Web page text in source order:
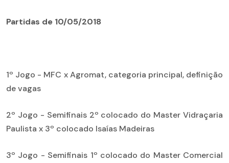
Partidas de 10/05/2018
1º Jogo - MFC x Agromat, categoria principal, definição
de vagas
2º Jogo - Semifinais 2º colocado do Master Vidraçaria
Paulista x 3º colocado Isaías Madeiras
3º Jogo - Semifinais 1º colocado do Master Comercial